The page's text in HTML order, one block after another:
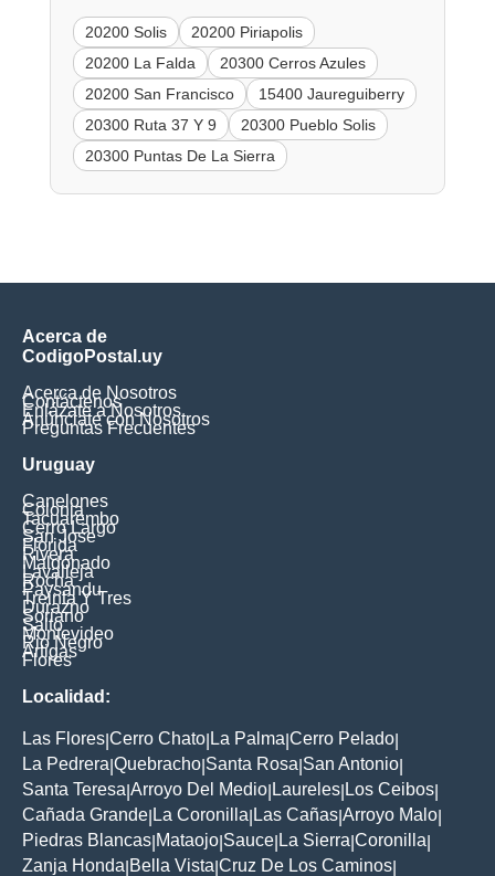
20200 Solis
20200 Piriapolis
20200 La Falda
20300 Cerros Azules
20200 San Francisco
15400 Jaureguiberry
20300 Ruta 37 Y 9
20300 Pueblo Solis
20300 Puntas De La Sierra
Acerca de
CodigoPostal.uy
Acerca de Nosotros
Contáctenos
Enlázate a Nosotros
Anúnciate con Nosotros
Preguntas Frecuentes
Uruguay
Canelones
Colonia
Tacuarembo
Cerro Largo
San Jose
Florida
Rivera
Maldonado
Lavalleja
Rocha
Paysandu
Treinta Y Tres
Durazno
Soriano
Salto
Montevideo
Rio Negro
Artigas
Flores
Localidad:
Las Flores Cerro Chato La Palma Cerro Pelado
La Pedrera Quebracho Santa Rosa San Antonio
Santa Teresa Arroyo Del Medio Laureles Los Ceibos
Cañada Grande La Coronilla Las Cañas Arroyo Malo
Piedras Blancas Mataojo Sauce La Sierra Coronilla
Zanja Honda Bella Vista Cruz De Los Caminos